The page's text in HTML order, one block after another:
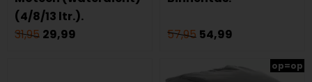
(4/8/13 ltr.).
31,95 29,99 57,95 54,99
op=op